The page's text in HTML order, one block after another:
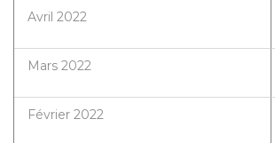
Avril 2022
Mars 2022
Février 2022